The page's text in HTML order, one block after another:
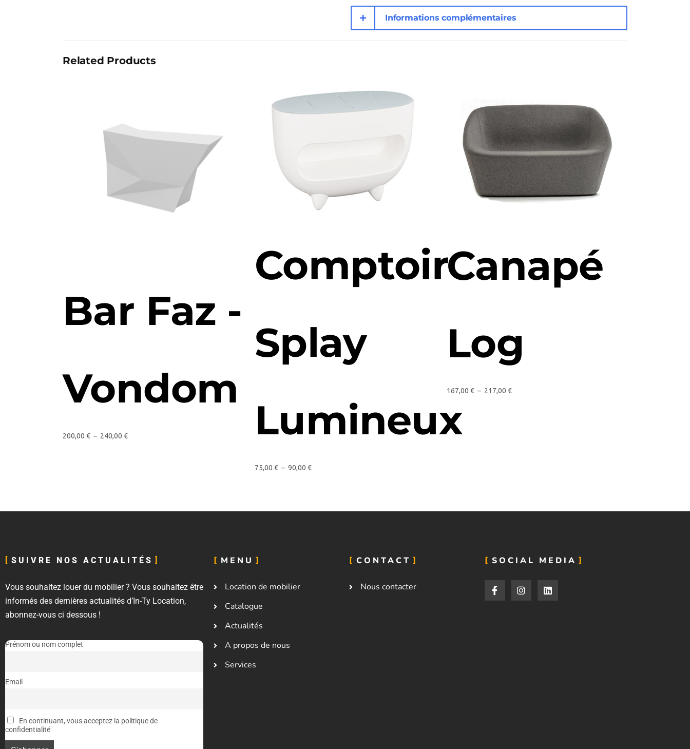
Informations complémentaires
Related Products
Bar Faz -
Vondom
200,00 € – 240,00 €
Comptoir
Splay
Lumineux
75,00 € – 90,00 €
Canapé
Log
167,00 € – 217,00 €
SUIVRE NOS ACTUALITÉS
Vous souhaitez louer du mobilier ? Vous souhaitez être
informés des dernières actualités d’In-Ty Location,
abonnez-vous ci dessous !
Prénom ou nom complet
Email
En continuant, vous acceptez la politique de
confidentialité
MENU
Location de mobilier
Catalogue
Actualités
A propos de nous
Services
CONTACT
Nous contacter
SOCIAL MEDIA